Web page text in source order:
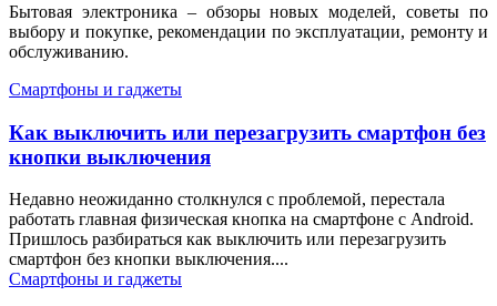
Бытовая электроника – обзоры новых моделей, советы по
выбору и покупке, рекомендации по эксплуатации, ремонту и
обслуживанию.
Смартфоны и гаджеты
Как выключить или перезагрузить смартфон без
кнопки выключения
Недавно неожиданно столкнулся с проблемой, перестала
работать главная физическая кнопка на смартфоне с Android.
Пришлось разбираться как выключить или перезагрузить
смартфон без кнопки выключения....
Смартфоны и гаджеты